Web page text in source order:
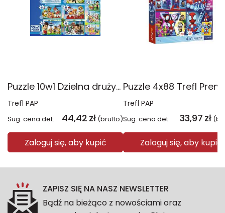
Puzzle 10w1 Dzielna drużyna Psiego Patrolu 96012
Trefl PAP
Sug. cena det. 44,42 zł (brutto)
Zaloguj się, aby kupić
Trefl PAP
Sug. cena det. 33,97 zł
Zaloguj się, aby kupić
ZAPISZ SIĘ NA NASZ NEWSLETTER
Bądź na bieżąco z nowościami oraz